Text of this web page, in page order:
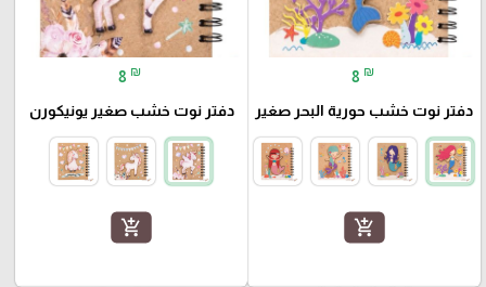
8 ₪
دفتر نوت خشب حورية البحر صغير
add_shopping_cart
8 ₪
دفتر نوت خشب صغير يونيكورن
add_shopping_cart